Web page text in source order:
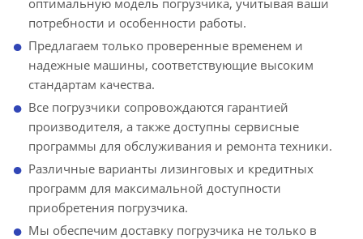
оптимальную модель погрузчика, учитывая ваши
потребности и особенности работы.
Предлагаем только проверенные временем и
надежные машины, соответствующие высоким
стандартам качества.
Все погрузчики сопровождаются гарантией
производителя, а также доступны сервисные
программы для обслуживания и ремонта техники.
Различные варианты лизинговых и кредитных
программ для максимальной доступности
приобретения погрузчика.
Мы обеспечим доставку погрузчика не только в